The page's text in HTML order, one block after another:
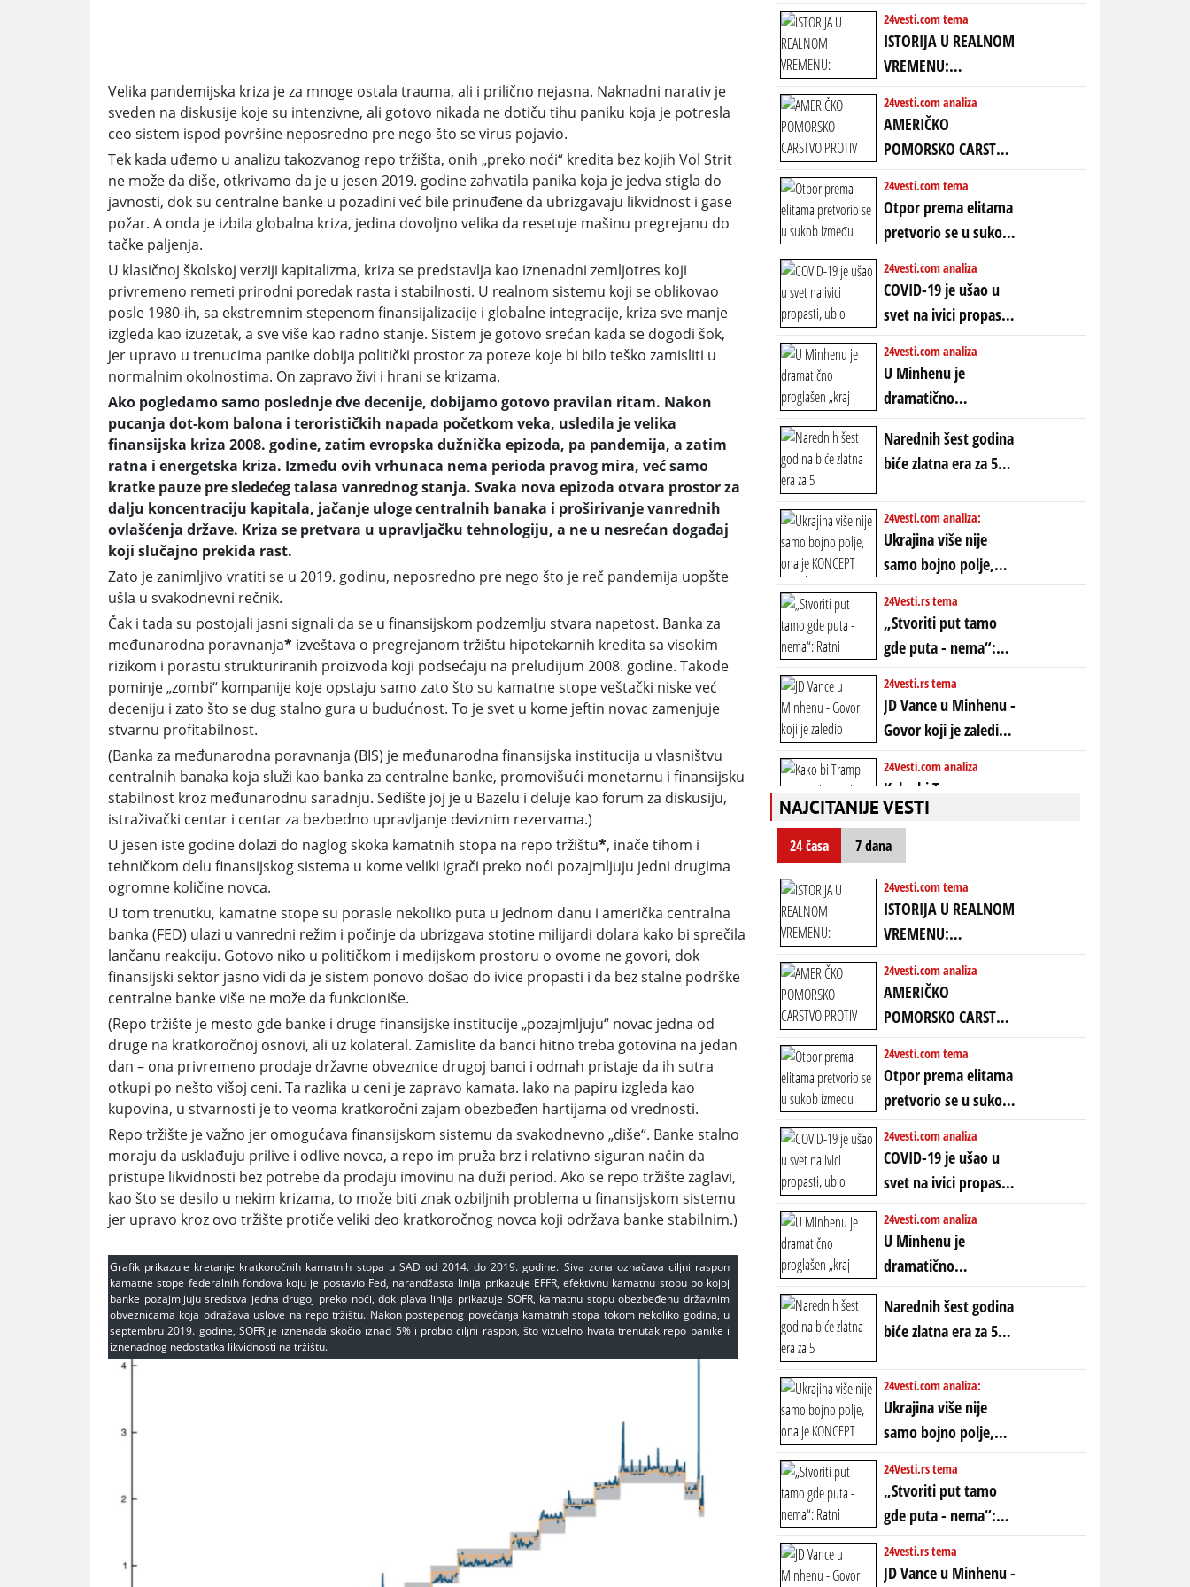
Velika pandemijska kriza je za mnoge ostala trauma, ali i prilično nejasna. Naknadni narativ je
sveden na diskusije koje su intenzivne, ali gotovo nikada ne dotiču tihu paniku koja je potresla
ceo sistem ispod površine neposredno pre nego što se virus pojavio.
Tek kada uđemo u analizu takozvanog repo tržišta, onih „preko noći“ kredita bez kojih Vol Strit
ne može da diše, otkrivamo da je u jesen 2019. godine zahvatila panika koja je jedva stigla do
javnosti, dok su centralne banke u pozadini već bile prinuđene da ubrizgavaju likvidnost i gase
požar. A onda je izbila globalna kriza, jedina dovoljno velika da resetuje mašinu pregrejanu do
tačke paljenja.
U klasičnoj školskoj verziji kapitalizma, kriza se predstavlja kao iznenadni zemljotres koji
privremeno remeti prirodni poredak rasta i stabilnosti. U realnom sistemu koji se oblikovao
posle 1980-ih, sa ekstremnim stepenom finansijalizacije i globalne integracije, kriza sve manje
izgleda kao izuzetak, a sve više kao radno stanje. Sistem je gotovo srećan kada se dogodi šok,
jer upravo u trenucima panike dobija politički prostor za poteze koje bi bilo teško zamisliti u
normalnim okolnostima. On zapravo živi i hrani se krizama.
Ako pogledamo samo poslednje dve decenije, dobijamo gotovo pravilan ritam. Nakon
pucanja dot-kom balona i terorističkih napada početkom veka, usledila je velika
finansijska kriza 2008. godine, zatim evropska dužnička epizoda, pa pandemija, a zatim
ratna i energetska kriza. Između ovih vrhunaca nema perioda pravog mira, već samo
kratke pauze pre sledećeg talasa vanrednog stanja. Svaka nova epizoda otvara prostor za
dalju koncentraciju kapitala, jačanje uloge centralnih banaka i proširivanje vanrednih
ovlašćenja države. Kriza se pretvara u upravljačku tehnologiju, a ne u nesrećan događaj
koji slučajno prekida rast.
Zato je zanimljivo vratiti se u 2019. godinu, neposredno pre nego što je reč pandemija uopšte
ušla u svakodnevni rečnik.
Čak i tada su postojali jasni signali da se u finansijskom podzemlju stvara napetost. Banka za
međunarodna poravnanja* izveštava o pregrejanom tržištu hipotekarnih kredita sa visokim
rizikom i porastu strukturiranih proizvoda koji podsećaju na preludijum 2008. godine. Takođe
pominje „zombi“ kompanije koje opstaju samo zato što su kamatne stope veštački niske već
deceniju i zato što se dug stalno gura u budućnost. To je svet u kome jeftin novac zamenjuje
stvarnu profitabilnost.
(Banka za međunarodna poravnanja (BIS) je međunarodna finansijska institucija u vlasništvu
centralnih banaka koja služi kao banka za centralne banke, promovišući monetarnu i finansijsku
stabilnost kroz međunarodnu saradnju. Sedište joj je u Bazelu i deluje kao forum za diskusiju,
istraživački centar i centar za bezbedno upravljanje deviznim rezervama.)
U jesen iste godine dolazi do naglog skoka kamatnih stopa na repo tržištu*, inače tihom i
tehničkom delu finansijskog sistema u kome veliki igrači preko noći pozajmljuju jedni drugima
ogromne količine novca.
U tom trenutku, kamatne stope su porasle nekoliko puta u jednom danu i američka centralna
banka (FED) ulazi u vanredni režim i počinje da ubrizgava stotine milijardi dolara kako bi sprečila
lančanu reakciju. Gotovo niko u političkom i medijskom prostoru o ovome ne govori, dok
finansijski sektor jasno vidi da je sistem ponovo došao do ivice propasti i da bez stalne podrške
centralne banke više ne može da funkcioniše.
(Repo tržište je mesto gde banke i druge finansijske institucije „pozajmljuju“ novac jedna od
druge na kratkoročnoj osnovi, ali uz kolateral. Zamislite da banci hitno treba gotovina na jedan
dan – ona privremeno prodaje državne obveznice drugoj banci i odmah pristaje da ih sutra
otkupi po nešto višoj ceni. Ta razlika u ceni je zapravo kamata. Iako na papiru izgleda kao
kupovina, u stvarnosti je to veoma kratkoročni zajam obezbeđen hartijama od vrednosti.
Repo tržište je važno jer omogućava finansijskom sistemu da svakodnevno „diše“. Banke stalno
moraju da usklađuju prilive i odlive novca, a repo im pruža brz i relativno siguran način da
pristupe likvidnosti bez potrebe da prodaju imovinu na duži period. Ako se repo tržište zaglavi,
kao što se desilo u nekim krizama, to može biti znak ozbiljnih problema u finansijskom sistemu
jer upravo kroz ovo tržište protiče veliki deo kratkoročnog novca koji održava banke stabilnim.)
Grafik prikazuje kretanje kratkoročnih kamatnih stopa u SAD od 2014. do 2019. godine. Siva zona označava ciljni raspon
kamatne stope federalnih fondova koju je postavio Fed, narandžasta linija prikazuje EFFR, efektivnu kamatnu stopu po kojoj
banke pozajmljuju sredstva jedna drugoj preko noći, dok plava linija prikazuje SOFR, kamatnu stopu obezbeđenu državnim
obveznicama koja odražava uslove na repo tržištu. Nakon postepenog povećanja kamatnih stopa tokom nekoliko godina, u
septembru 2019. godine, SOFR je iznenada skočio iznad 5% i probio ciljni raspon, što vizuelno hvata trenutak repo panike i
iznenadnog nedostatka likvidnosti na tržištu.
24vesti.com tema
ISTORIJA U REALNOM
VREMENU:
Predstojeći poraz
Amerike u Iranu
uvodi eru
energetskog haosa,
finansijskih
previranja i kolapsa
starog poretka
24vesti.com analiza
AMERIČKO
POMORSKO CARSTVO
PROTIV KINESKOG
KOPNENOG SVETA:
Rat u Iranu je rat za
globalne preferencije
24vesti.com tema
Otpor prema elitama
pretvorio se u sukob
između običnih ljudi:
ZAŠTO SE DEŠAVA
EKSTREMNA
POLARIZACIJA?
24vesti.com analiza
COVID-19 je ušao u
svet na ivici propasti,
ubio milione, ali je
spasao sistem
24vesti.com analiza
U Minhenu je
dramatično
proglašen „kraj jedne
ere“, ali sa
dvostrukom
neistinom: forma te
ere završila se na
istom mestu, ali
prošle godine
Narednih šest godina
biće zlatna era za 5
znakova: Stiže lavina
novca i bogatstva
24vesti.com analiza:
Ukrajina više nije
samo bojno polje,
ona je KONCEPT KOJI
ĆE RASPASTI CEO
ZAPADNI SVET
24Vesti.rs tema
„Stvoriti put tamo
gde puta - nema“:
Ratni gospodari
plaču za starim
poretkom... Bez
ikakve realpolitike u
njima, oni su sada
nebitni kao Zelenski
24vesti.rs tema
JD Vance u Minhenu -
Govor koji je zaledio
Atlantik i duboko
šokirao Evropu (ceo
transkript)
24Vesti.com analiza
Kako bi Tramp
mogao da ugrabi
TREĆI MANDAT -
uprkos 22.
amandmanu
NAJCITANIJE VESTI
24 časa 7 dana
24vesti.com tema
ISTORIJA U REALNOM
VREMENU:
Predstojeći poraz
Amerike u Iranu
uvodi eru
energetskog haosa,
finansijskih
previranja i kolapsa
starog poretka
24vesti.com analiza
AMERIČKO
POMORSKO CARSTVO
PROTIV KINESKOG
KOPNENOG SVETA:
Rat u Iranu je rat za
globalne preferencije
24vesti.com tema
Otpor prema elitama
pretvorio se u sukob
između običnih ljudi:
ZAŠTO SE DEŠAVA
EKSTREMNA
POLARIZACIJA?
24vesti.com analiza
COVID-19 je ušao u
svet na ivici propasti,
ubio milione, ali je
spasao sistem
24vesti.com analiza
U Minhenu je
dramatično
proglašen „kraj jedne
ere“, ali sa
dvostrukom
neistinom: forma te
ere završila se na
istom mestu, ali
prošle godine
Narednih šest godina
biće zlatna era za 5
znakova: Stiže lavina
novca i bogatstva
24vesti.com analiza:
Ukrajina više nije
samo bojno polje,
ona je KONCEPT KOJI
ĆE RASPASTI CEO
ZAPADNI SVET
24Vesti.rs tema
„Stvoriti put tamo
gde puta - nema“:
Ratni gospodari
plaču za starim
24vesti.rs tema
JD Vance u Minhenu -